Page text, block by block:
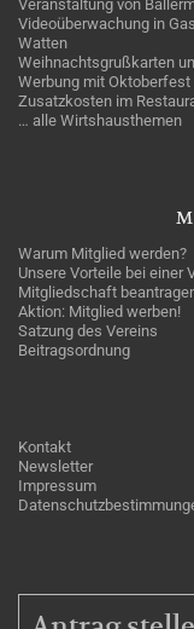
Veranstaltung von
Videoüberwachung in
Watten
Weihnachtsgrußkarten
Werbung mit Oktoberfest
Zusatzkosten im
… alle Wirtshausthemen
Warum Mitglied werden?
Unsere Vorteile bei
Mitgliedschaft
Aktion: Mitglied werben!
Satzung des Vereins
Beitragsordnung
Kontakt
Newsletter
Impressum